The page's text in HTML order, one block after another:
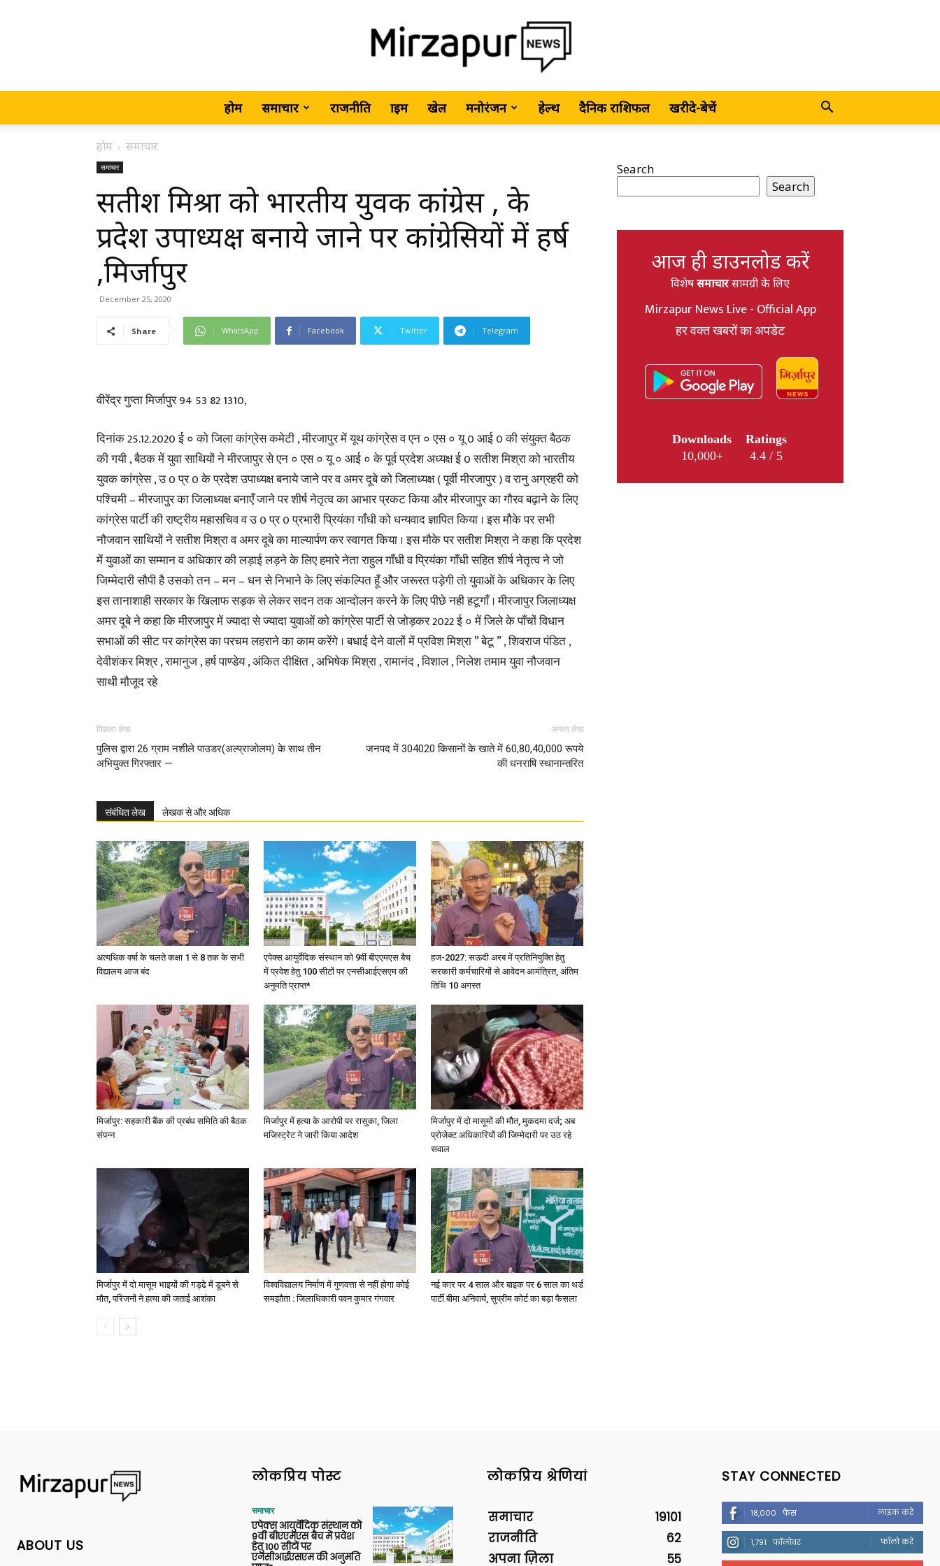
MirzapurNews.com
•
Latest
News
in
Hindi,
Today
Hindi
News
Paper
होम समाचार राजनीति क्राइम खेल मनोरंजन हेल्थ दैनिक राशिफल खरीदे-बेचें
होम समाचार
समाचार
सतीश मिश्रा को भारतीय युवक कांग्रेस , के
प्रदेश उपाध्यक्ष बनाये जाने पर कांग्रेसियों में हर्ष
,मिर्जापुर
December 25, 2020
Share WhatsApp Facebook Twitter Telegram
वीरेंद्र गुप्ता मिर्जापुर 94 53 82 1310,
दिनांक 25.12.2020 ई ० को जिला कांग्रेस कमेटी , मीरजापुर में यूथ कांग्रेस व एन ० एस ० यू 0 आई 0 की संयुक्त बैठक
की गयी , बैठक में युवा साथियों ने मीरजापुर से एन ० एस ० यू ० आई ० के पूर्व प्रदेश अध्यक्ष ई 0 सतीश मिश्रा को भारतीय
युवक कांग्रेस , उ 0 प्र 0 के प्रदेश उपाध्यक्ष बनाये जाने पर व अमर दूबे को जिलाध्यक्ष ( पूर्वी मीरजापुर ) व रानु अग्रहरी को
पश्चिमी – मीरजापुर का जिलाध्यक्ष बनाएँ जाने पर शीर्ष नेतृत्व का आभार प्रकट किया और मीरजापुर का गौरव बढ़ाने के लिए
कांग्रेस पार्टी की राष्ट्रीय महासचिव व उ 0 प्र 0 प्रभारी प्रियंका गाँधी को धन्यवाद ज्ञापित किया । इस मौके पर सभी
नौजवान साथियों ने सतीश मिश्रा व अमर दूबे का माल्यार्पण कर स्वागत किया । इस मौके पर सतीश मिश्रा ने कहा कि प्रदेश
में युवाओं का सम्मान व अधिकार की लड़ाई लड़ने के लिए हमारे नेता राहुल गाँधी व प्रियंका गाँधी सहित शीर्ष नेतृत्व ने जो
जिम्मेदारी सौपी है उसको तन – मन – धन से निभाने के लिए संकल्पित हूँ और जरूरत पड़ेगी तो युवाओं के अधिकार के लिए
इस तानाशाही सरकार के खिलाफ सड़क से लेकर सदन तक आन्दोलन करने के लिए पीछे नही हटूगाँ । मीरजापुर जिलाध्यक्ष
अमर दूबे ने कहा कि मीरजापुर में ज्यादा से ज्यादा युवाओं को कांग्रेस पार्टी से जोड़कर 2022 ई ० में जिले के पाँचों विधान
सभाओं की सीट पर कांग्रेस का परचम लहराने का काम करेंगे । बधाई देने वालों में प्रविश मिश्रा ” बेटू ” , शिवराज पंडित ,
देवीशंकर मिश्र , रामानुज , हर्ष पाण्डेय , अंकित दीक्षित , अभिषेक मिश्रा , रामानंद , विशाल , निलेश तमाम युवा नौजवान
साथी मौजूद रहे
पिछला लेख
पुलिस द्वारा 26 ग्राम नशीले पाउडर(अल्प्राजोलम) के साथ तीन
अभियुक्त गिरफ्तार —
अगला लेख
जनपद में 304020 किसानों के खाते में 60,80,40,000 रूपये
की धनराषि स्थानान्तरित
संबंधित लेख लेखक से और अधिक
अत्यधिक वर्षा के चलते कक्षा 1 से 8 तक के सभी
विद्यालय आज बंद
एपेक्स आयुर्वेदिक संस्थान को 9वीं बीएएमएस बैच
में प्रवेश हेतु 100 सीटों पर एनसीआईएसएम की
अनुमति प्राप्त*
हज-2027: सऊदी अरब में प्रतिनियुक्ति हेतु
सरकारी कर्मचारियों से आवेदन आमंत्रित, अंतिम
तिथि 10 अगस्त
मिर्जापुर: सहकारी बैंक की प्रबंध समिति की बैठक
संपन्न
मिर्जापुर में हत्या के आरोपी पर रासुका, जिला
मजिस्ट्रेट ने जारी किया आदेश
मिर्जापुर में दो मासूमों की मौत, मुकदमा दर्ज; अब
प्रोजेक्ट अधिकारियों की जिम्मेदारी पर उठ रहे
सवाल
मिर्जापुर में दो मासूम भाइयों की गड्ढे में डूबने से
मौत, परिजनों ने हत्या की जताई आशंका
विश्वविद्यालय निर्माण में गुणवत्ता से नहीं होगा कोई
समझौता : जिलाधिकारी पवन कुमार गंगवार
नई कार पर 4 साल और बाइक पर 6 साल का थर्ड
पार्टी बीमा अनिवार्य, सुप्रीम कोर्ट का बड़ा फैसला
Search
Search
आज ही डाउनलोड करें
विशेषसमाचारसामग्री के लिए
Mirzapur News Live - Official App
हर वक्त खबरों का अपडेट
Downloads
10,000+
Ratings
4.4 / 5
ABOUT US
लोकप्रिय पोस्ट
समाचार
एपेक्स आयुर्वेदिक संस्थान को
9वीं बीएएमएस बैच में प्रवेश
हेतु 100 सीटों पर
एनसीआईएसएम की अनुमति
लोकप्रिय श्रेणियां
समाचार
19101
राजनीति
62
अपना ज़िला
55
STAY CONNECTED
18,000 फैंस लाइक करें
1,791 फॉलोवर फॉलो करें